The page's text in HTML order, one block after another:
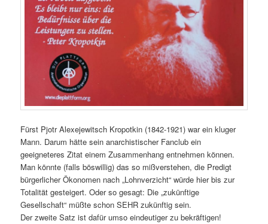
Fürst Pjotr Alexejewitsch Kropotkin (1842-1921) war ein kluger
Mann. Darum hätte sein anarchistischer Fanclub ein
geeigneteres Zitat einem Zusammenhang entnehmen können.
Man könnte (falls böswillig) das so mißverstehen, die Predigt
bürgerlicher Ökonomen nach „Lohnverzicht“ würde hier bis zur
Totalität gesteigert. Oder so gesagt: Die „zukünftige
Gesellschaft“ müßte schon SEHR zukünftig sein.
Der zweite Satz ist dafür umso eindeutiger zu bekräftigen!